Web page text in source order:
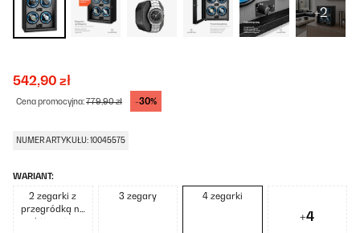
+2
542,90 zł
Cena promocyjna:779,90 zł -30%
NUMER ARTYKUŁU: 10045575
WARIANT:
2 zegarki z
przegródką na
biżuterię
3 zegary 4 zegarki
+4